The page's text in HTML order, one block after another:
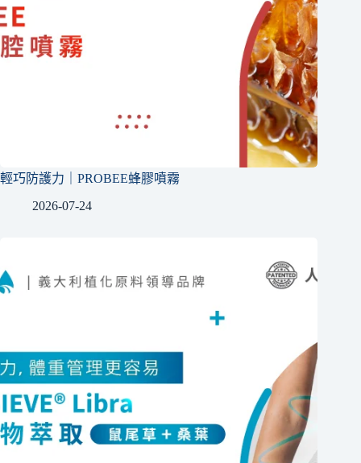
輕巧防護力｜PROBEE蜂膠噴霧
2026-07-24